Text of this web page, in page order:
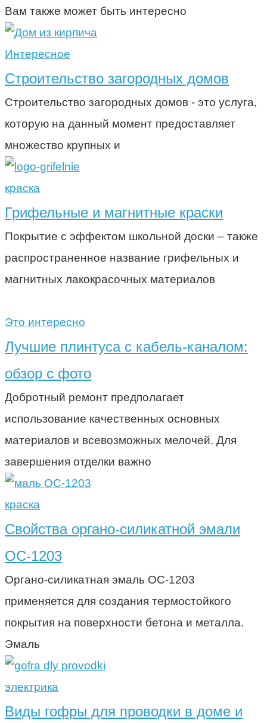
Вам также может быть интересно
Интересное
Строительство загородных домов
Строительство загородных домов - это услуга,
которую на данный момент предоставляет
множество крупных и
краска
Грифельные и магнитные краски
Покрытие с эффектом школьной доски – также
распространенное название грифельных и
магнитных лакокрасочных материалов
Это интересно
Лучшие плинтуса с кабель-каналом:
обзор с фото
Добротный ремонт предполагает
использование качественных основных
материалов и всевозможных мелочей. Для
завершения отделки важно
краска
Свойства органо-силикатной эмали
ОС-1203
Органо-силикатная эмаль ОС-1203
применяется для создания термостойкого
покрытия на поверхности бетона и металла.
Эмаль
электрика
Виды гофры для проводки в доме и